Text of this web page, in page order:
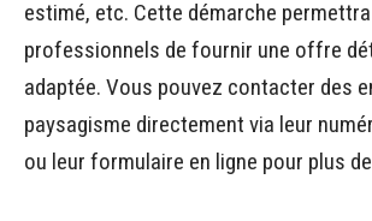
estimé, etc. Cette démarche
professionnels de fournir une offre
adaptée. Vous pouvez contacter des
paysagisme directement via leur
ou leur formulaire en ligne pour plus